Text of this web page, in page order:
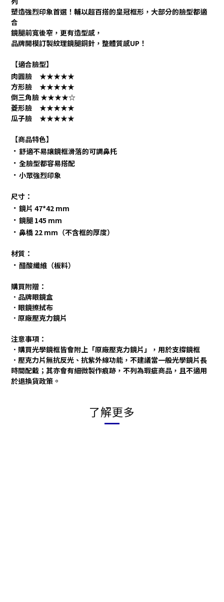
塑造強烈印象首選！輔以超百搭的皇冠框形，大部分的臉型都適
合
鏡腿前寬後窄，更有造型感，
品牌開模訂製紋理鏡腿銅針，整體質感UP！
【適合臉型】
肉圓臉 ★★★★★
方形臉 ★★★★★
倒三角臉★★★★☆
菱形臉 ★★★★★
瓜子臉 ★★★★★
【商品特色】
． 舒適不易讓鏡框滑落的可調鼻托
． 全臉型都容易搭配
． 小眾強烈印象
尺寸：
． 鏡片 47*42 mm
． 鏡腿 145 mm
． 鼻橋 22 mm（不含框的厚度）
材質：
． 醋酸纖維（板料）
購買附贈：
．品牌眼鏡盒
．眼鏡擦拭布
．原廠壓克力鏡片
注意事項：
．購買光學鏡框皆會附上「原廠壓克力鏡片」，用於支撐鏡框
．壓克力片無抗反光、抗紫外線功能，不建議當一般光學鏡片長
時間配戴；其亦會有細微製作痕跡，不列為瑕疵商品，且不適用
於退換貨政策。
了解更多